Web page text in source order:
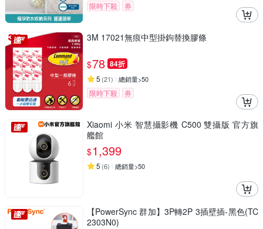
限時下殺 券
3M 17021無痕中型掛鉤替換膠條
$78 84折
5 (21) 總銷量>50
限時下殺 券
Xiaomi 小米 智慧攝影機 C500 雙攝版 官方旗
艦館
$1,399
5 (6) 總銷量>50
【PowerSync 群加】3P轉2P 3插壁插-黑色(TC
2303N0)